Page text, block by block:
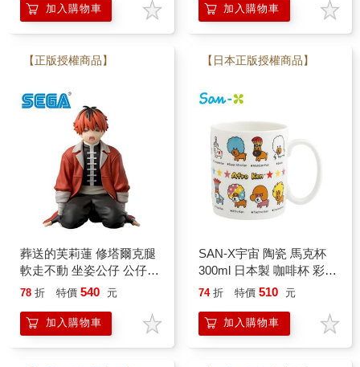
加入購物車 加入購物車
【正版授權商品】
葬送的芙莉蓮 修塔爾克腿
軟走不動 坐姿公仔 公仔
模型 8cm 坐坐公仔 跪姿公
78 折 特價 540 元
加入購物車
【日本正版授權商品】
SAN-X宇宙 陶瓷 馬克杯
300ml 日本製 咖啡杯 彩虹
爆炸狗 蜜柑小子 拉拉熊
74 折 特價 510 元
加入購物車